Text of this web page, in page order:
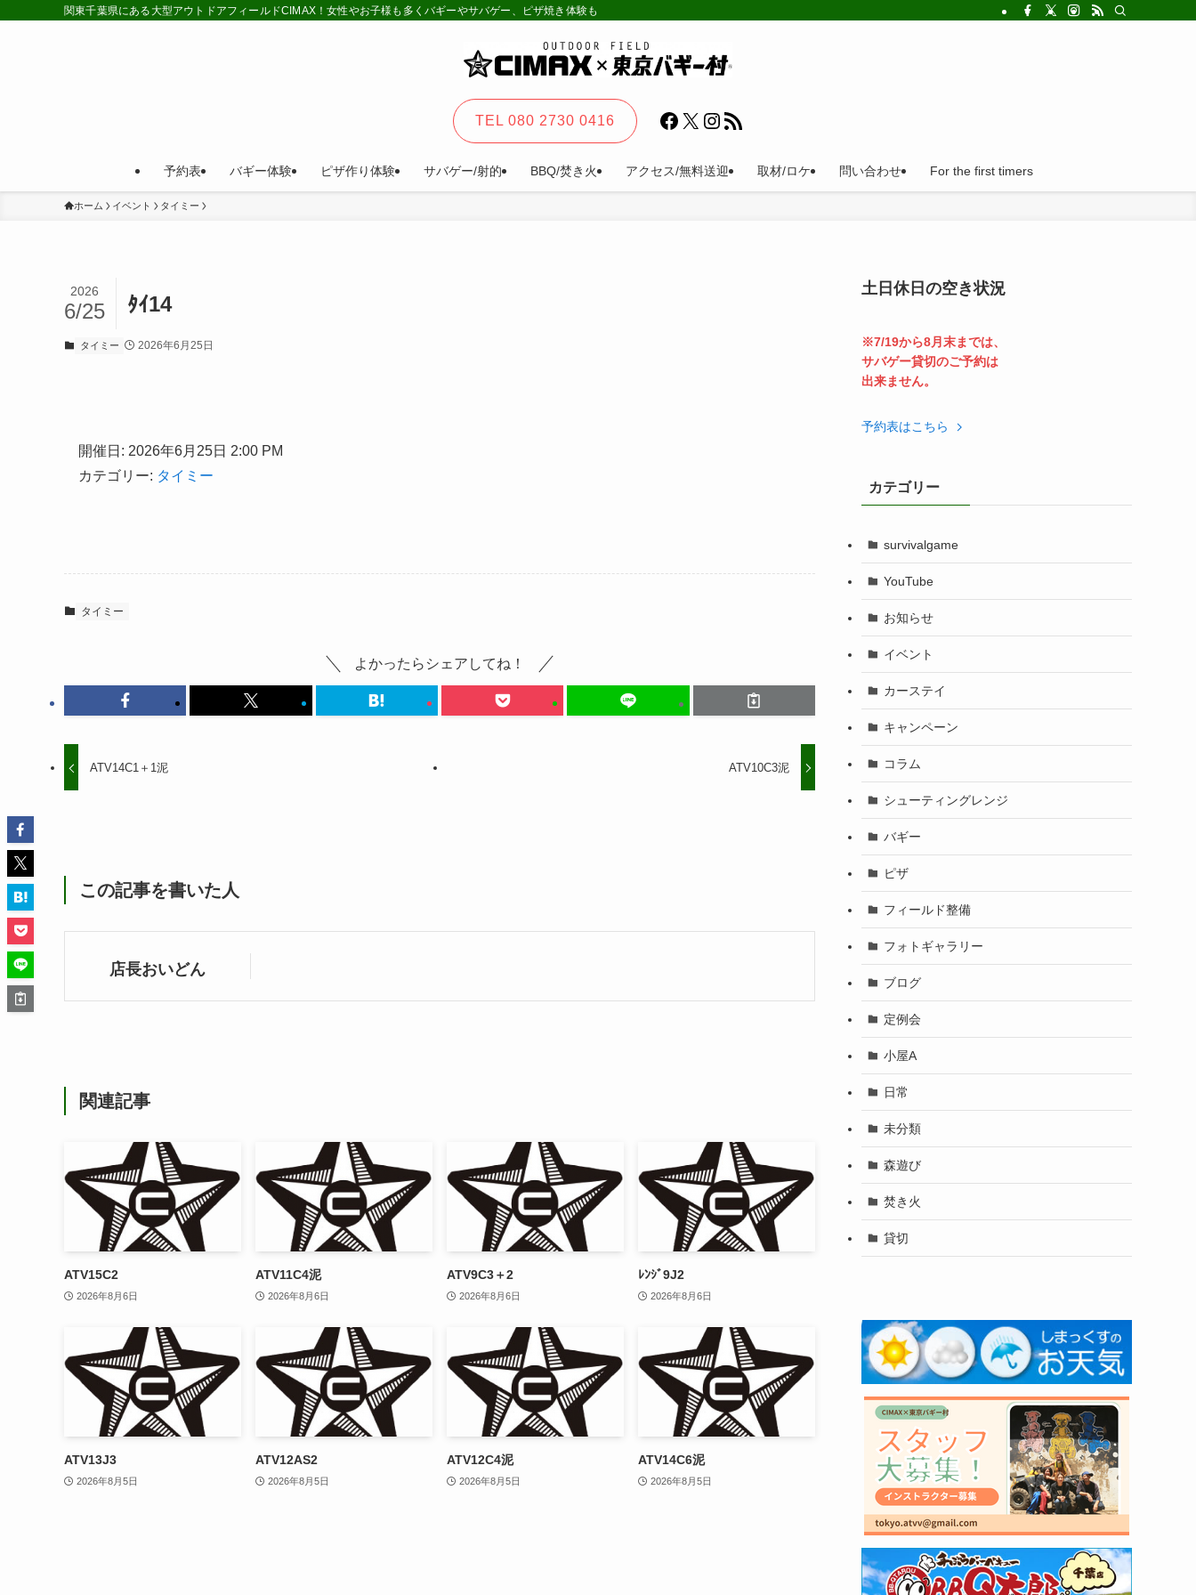
関東千葉県にある大型アウトドアフィールドCIMAX！女性やお子様も多くバギーやサバゲー、ピザ焼き体験も。カーステイ、キャンプ等一日楽しめる!法人の福利厚生利用にとても便利。
予約表 バギー体験 ピザ作り体験 サバゲー/射的 BBQ/焚き火 アクセス/無料送迎 取材/ロケ 問い合わせ For the first timers
TEL 080 2730 0416 Facebook
X Instagram
RSS フィード
ホーム イベント タイミー
ﾀｲ14
2026
6/25
タイミー 2026年6月25日
開催日: 2026年6月25日 2:00 PM
カテゴリー: タイミー
タイミー
よかったらシェアしてね！
ATV14C1＋1泥 ATV10C3泥
この記事を書いた人
店長おいどん
関連記事
ATV15C2
2026年8月6日
ATV11C4泥
2026年8月6日
ATV9C3＋2
2026年8月6日
ﾚﾝｼﾞ9J2
2026年8月6日
ATV13J3
2026年8月5日
ATV12AS2
2026年8月5日
ATV12C4泥
2026年8月5日
ATV14C6泥
2026年8月5日
土日休日の空き状況
※7/19から8月末までは、
サバゲー貸切のご予約は
出来ません。
予約表はこちら
カテゴリー
survivalgame
YouTube
お知らせ
イベント
カーステイ
キャンペーン
コラム
シューティングレンジ
バギー
ピザ
フィールド整備
フォトギャラリー
ブログ
定例会
小屋A
日常
未分類
森遊び
焚き火
貸切